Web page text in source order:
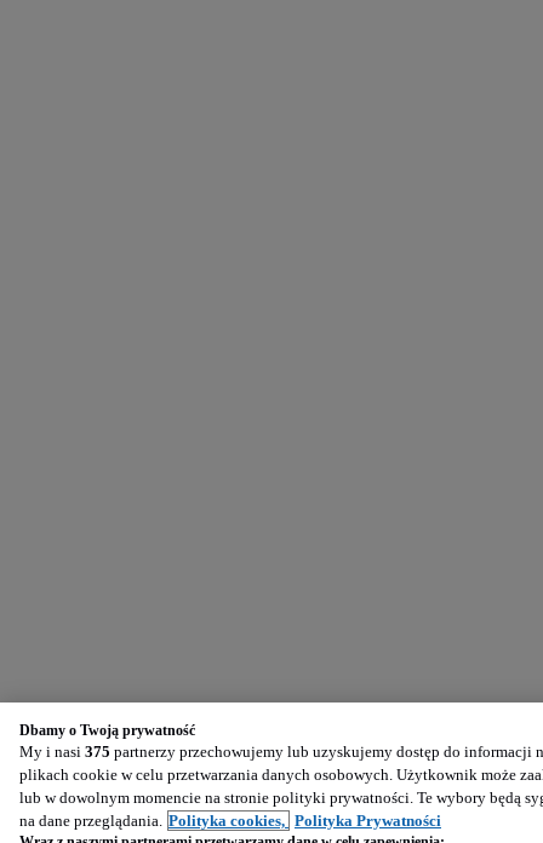
Dbamy o Twoją prywatność
My i nasi 375 partnerzy przechowujemy lub uzyskujemy dostęp do
plikach cookie w celu przetwarzania danych osobowych. Użytkownik może
lub w dowolnym momencie na stronie polityki prywatności. Te wybory będą
na dane przeglądania. Polityka cookies, Polityka Prywatności